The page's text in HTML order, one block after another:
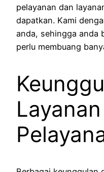
pelayanan dan
dapatkan. Kami
anda, sehingga anda
perlu membuang